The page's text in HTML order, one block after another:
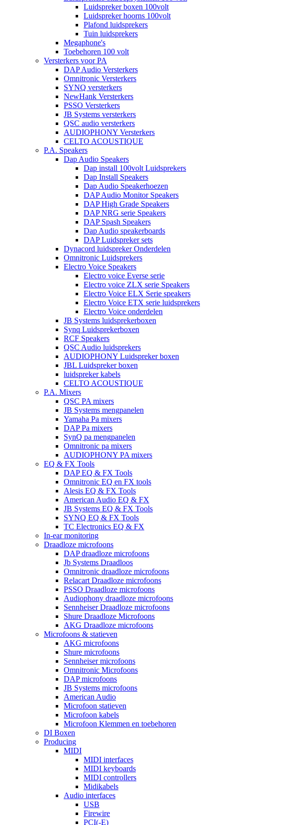
Luidspreker boxen 100volt
Luidspreker hoorns 100volt
Plafond luidsprekers
Tuin luidsprekers
Megaphone's
Toebehoren 100 volt
Versterkers voor PA
DAP Audio Versterkers
Omnitronic Versterkers
SYNQ versterkers
NewHank Versterkers
PSSO Versterkers
JB Systems versterkers
QSC audio versterkers
AUDIOPHONY Versterkers
CELTO ACOUSTIQUE
P.A. Speakers
Dap Audio Speakers
Dap install 100volt Luidsprekers
Dap Install Speakers
Dap Audio Speakerhoezen
DAP Audio Monitor Speakers
DAP High Grade Speakers
DAP NRG serie Speakers
DAP Spash Speakers
Dap Audio speakerboards
DAP Luidspreker sets
Dynacord luidspreker Onderdelen
Omnitronic Luidsprekers
Electro Voice Speakers
Electro voice Everse serie
Electro voice ZLX serie Speakers
Electro Voice ELX Serie speakers
Electro Voice ETX serie luidsprekers
Electro Voice onderdelen
JB Systems luidsprekerboxen
Synq Luidsprekerboxen
RCF Speakers
QSC Audio luidsprekers
AUDIOPHONY Luidspreker boxen
JBL Luidspreker boxen
luidspreker kabels
CELTO ACOUSTIQUE
P.A. Mixers
QSC PA mixers
JB Systems mengpanelen
Yamaha Pa mixers
DAP Pa mixers
SynQ pa mengpanelen
Omnitronic pa mixers
AUDIOPHONY PA mixers
EQ & FX Tools
DAP EQ & FX Tools
Omnitronic EQ en FX tools
Alesis EQ & FX Tools
American Audio EQ & FX
JB Systems EQ & FX Tools
SYNQ EQ & FX Tools
TC Electronics EQ & FX
In-ear monitoring
Draadloze microfoons
DAP draadloze microfoons
Jb Systems Draadloos
Omnitronic draadloze microfoons
Relacart Draadloze microfoons
PSSO Draadloze microfoons
Audiophony draadloze microfoons
Sennheiser Draadloze microfoons
Shure Draadloze Microfoons
AKG Draadloze microfoons
Microfoons & statieven
AKG microfoons
Shure microfoons
Sennheiser microfoons
Omnitronic Microfoons
DAP microfoons
JB Systems microfoons
American Audio
Microfoon statieven
Microfoon kabels
Microfoon Klemmen en toebehoren
DI Boxen
Producing
MIDI
MIDI interfaces
MIDI keyboards
MIDI controllers
Midikabels
Audio interfaces
USB
Firewire
PCI(-E)